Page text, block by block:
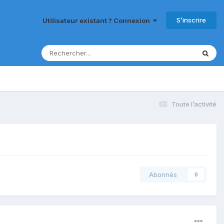
Utilisateur existant ? Connexion S’inscrire
Toute l’activité
Abonnés 0